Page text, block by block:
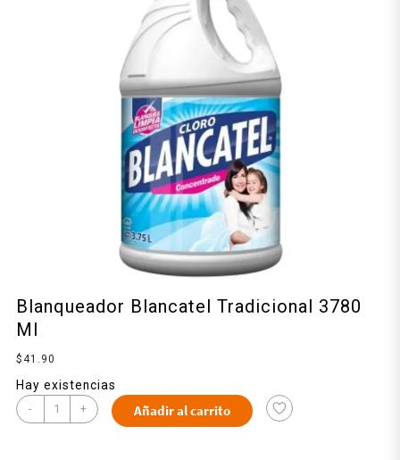
Blanqueador Blancatel Tradicional 3780
Ml
$ 41.90
Hay existencias
- + Añadir al carrito